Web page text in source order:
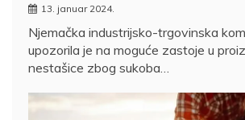
13. januar 2024.
Njemačka industrijsko-trgovinska
upozorila je na moguće zastoje u
nestašice zbog sukoba…